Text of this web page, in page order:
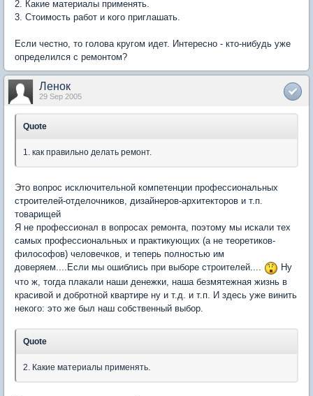
2. Какие материалы применять.
3. Стоимость работ и кого приглашать.
Если честно, то голова кругом идет. Интересно - кто-нибудь уже
определился с ремонтом?
Ленок
29 Sep 2005
Quote
1. как правильно делать ремонт.
Это вопрос исключительной компетенции профессиональных
строителей-отделочников, дизайнеров-архитекторов и т.п.
товарищей
Я не профессионал в вопросах ремонта, поэтому мы искали тех
самых профессиональных и практикующих (а не теоретиков-
философов) человечков, и теперь полностью им
доверяем....Если мы ошиблись при выборе строителей....
Ну
что ж, тогда плакали наши денежки, наша безмятежная жизнь в
красивой и добротной квартире ну и т.д. и т.п. И здесь уже винить
некого: это же был наш собственный выбор.
Quote
2. Какие материалы применять.